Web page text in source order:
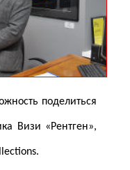
поделиться
Визи «Рентген»,